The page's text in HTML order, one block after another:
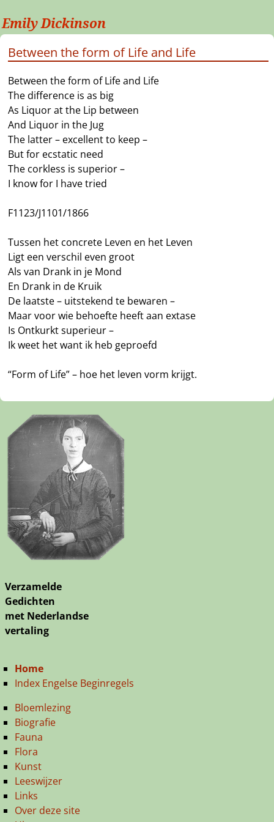
Emily Dickinson
Between the form of Life and Life
Between the form of Life and Life
The difference is as big
As Liquor at the Lip between
And Liquor in the Jug
The latter – excellent to keep –
But for ecstatic need
The corkless is superior –
I know for I have tried
F1123/J1101/1866
Tussen het concrete Leven en het Leven
Ligt een verschil even groot
Als van Drank in je Mond
En Drank in de Kruik
De laatste – uitstekend te bewaren –
Maar voor wie behoefte heeft aan extase
Is Ontkurkt superieur –
Ik weet het want ik heb geproefd
“Form of Life” – hoe het leven vorm krijgt.
Verzamelde
Gedichten
met Nederlandse
vertaling
Home
Index Engelse Beginregels
Bloemlezing
Biografie
Fauna
Flora
Kunst
Leeswijzer
Links
Over deze site